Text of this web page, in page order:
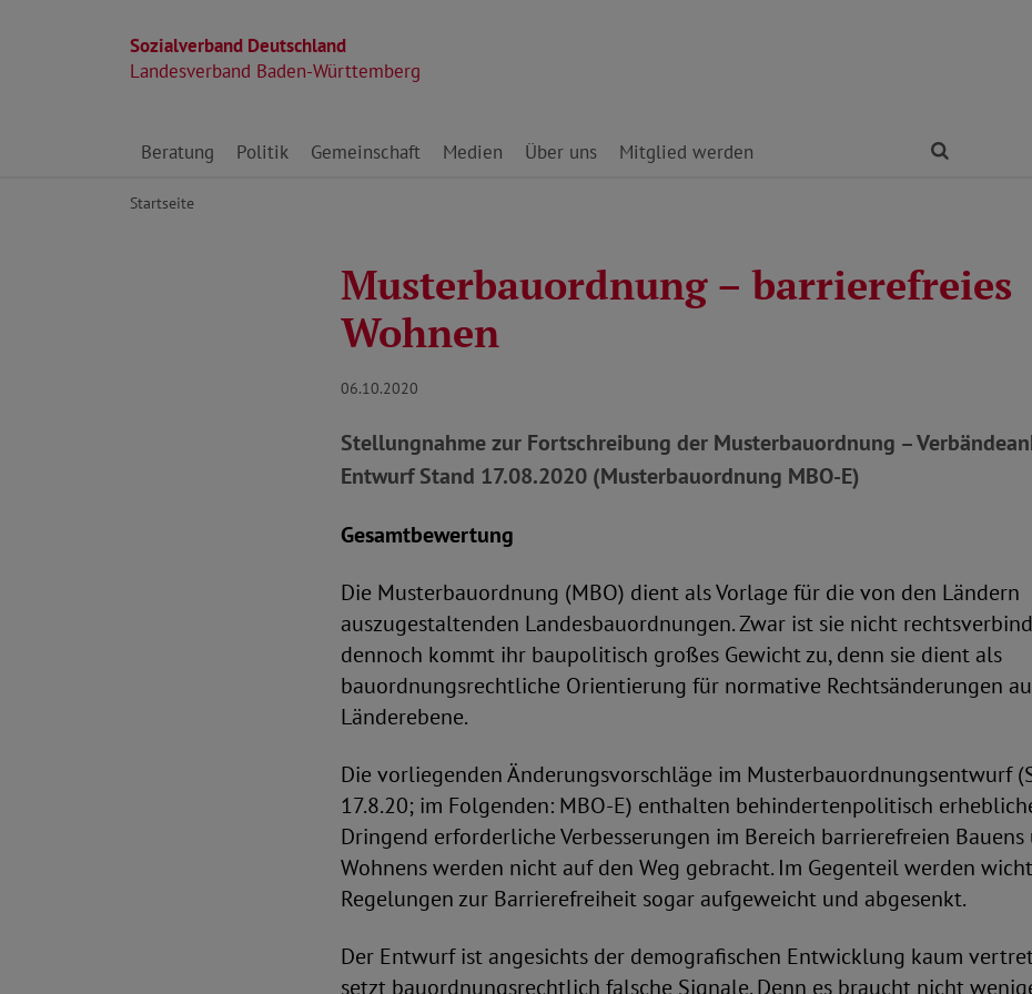
Sozialverband Deutschland
Landesverband Baden-Württemberg
Direkt zu den Inhalten springen
Beratung Politik Gemeinschaft Medien Über uns Mitglied werden
Startseite
Musterbauordnung – barrierefreies
Wohnen
06.10.2020
Stellungnahme zur Fortschreibung der Musterbauordnung –
Entwurf Stand 17.08.2020 (Musterbauordnung MBO-E)
Gesamtbewertung
Die Musterbauordnung (MBO) dient als Vorlage für die von den Ländern
auszugestaltenden Landesbauordnungen. Zwar ist sie nicht
dennoch kommt ihr baupolitisch großes Gewicht zu, denn sie dient als
bauordnungsrechtliche Orientierung für normative Rechtsänderungen
Länderebene.
Die vorliegenden Änderungsvorschläge im Musterbauordnungsentwurf
17.8.20; im Folgenden: MBO-E) enthalten behindertenpolitisch
Dringend erforderliche Verbesserungen im Bereich barrierefreien Bauens
Wohnens werden nicht auf den Weg gebracht. Im Gegenteil werden
Regelungen zur Barrierefreiheit sogar aufgeweicht und abgesenkt.
Der Entwurf ist angesichts der demografischen Entwicklung kaum
setzt bauordnungsrechtlich falsche Signale. Denn es braucht nicht